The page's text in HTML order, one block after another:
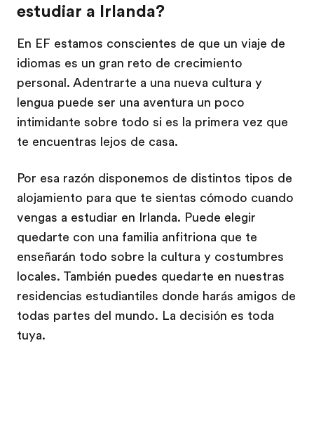
estudiar a Irlanda?
En EF estamos conscientes de que un viaje de
idiomas es un gran reto de crecimiento
personal. Adentrarte a una nueva cultura y
lengua puede ser una aventura un poco
intimidante sobre todo si es la primera vez que
te encuentras lejos de casa.
Por esa razón disponemos de distintos tipos de
alojamiento para que te sientas cómodo cuando
vengas a estudiar en Irlanda. Puede elegir
quedarte con una familia anfitriona que te
enseñarán todo sobre la cultura y costumbres
locales. También puedes quedarte en nuestras
residencias estudiantiles donde harás amigos de
todas partes del mundo. La decisión es toda
tuya.